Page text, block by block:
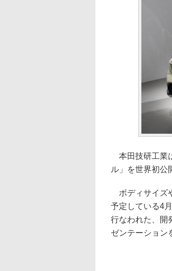
本田技研工業
ル」を世界初公
ボディサイズ
予定している4
行なわれた、開
ゼンテーション